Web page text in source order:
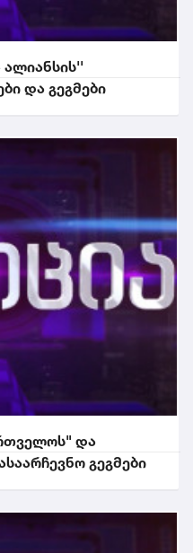
და გეგმები
და
გეგმები